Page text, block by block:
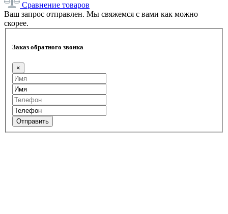
Сравнение товаров
Ваш запрос отправлен. Мы свяжемся с вами как можно
скорее.
Заказ обратного звонка
×
Отправить